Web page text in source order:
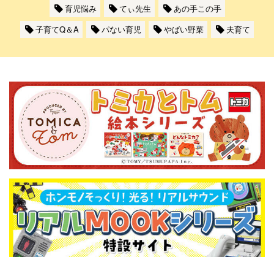
育児悩み てぃ先生
あの手この手
子育てQ＆A
パない育児 やばい野菜 夫育て